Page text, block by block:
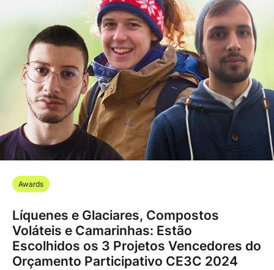
Awards
Líquenes e Glaciares, Compostos
Voláteis e Camarinhas: Estão
Escolhidos os 3 Projetos Vencedores do
Orçamento Participativo CE3C 2024